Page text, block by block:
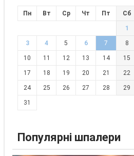
Пн Вт Ср Чт Пт Сб
1
3 4 5 6 7 8
10 11 12 13 14 15
17 18 19 20 21 22
24 25 26 27 28 29
31
Популярні шпалери